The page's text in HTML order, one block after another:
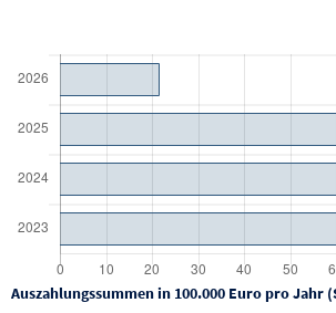
Auszahlungssummen in 100.000 Euro pro Jahr